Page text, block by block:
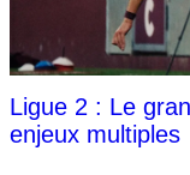
Ligue 2 : Le
enjeux multiples